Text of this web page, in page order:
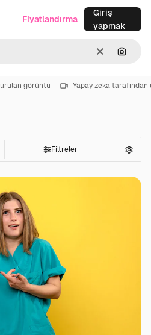
Temizlemek
Fiyatlandırma
Giriş
yapmak
görüntü Yapay zeka
Filtreler